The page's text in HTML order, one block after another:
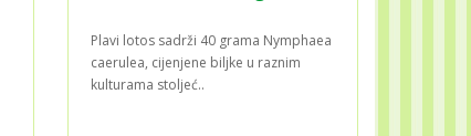
Plavi lotos sadrži 40 grama Nymphaea
caerulea, cijenjene biljke u raznim
kulturama stoljeć..